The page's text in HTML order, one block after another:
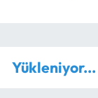
Yükleniyor...